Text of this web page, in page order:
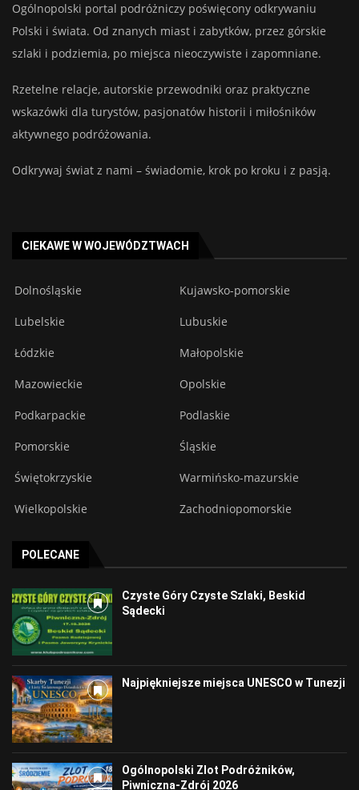
Ogólnopolski portal podróżniczy poświęcony odkrywaniu
Polski i świata. Od znanych miast i zabytków, przez górskie
szlaki i podziemia, po miejsca nieoczywiste i zapomniane.
Rzetelne relacje, autorskie przewodniki oraz praktyczne
wskazówki dla turystów, pasjonatów historii i miłośników
aktywnego podróżowania.
Odkrywaj świat z nami – świadomie, krok po kroku i z pasją.
CIEKAWE W WOJEWÓDZTWACH
Dolnośląskie Kujawsko-pomorskie
Lubelskie Lubuskie
Łódzkie Małopolskie
Mazowieckie Opolskie
Podkarpackie Podlaskie
Pomorskie Śląskie
Świętokrzyskie Warmińsko-mazurskie
Wielkopolskie Zachodniopomorskie
POLECANE
Czyste Góry Czyste Szlaki, Beskid
Sądecki
Najpiękniejsze miejsca UNESCO w Tunezji
Ogólnopolski Zlot Podróżników,
Piwniczna-Zdrój 2026